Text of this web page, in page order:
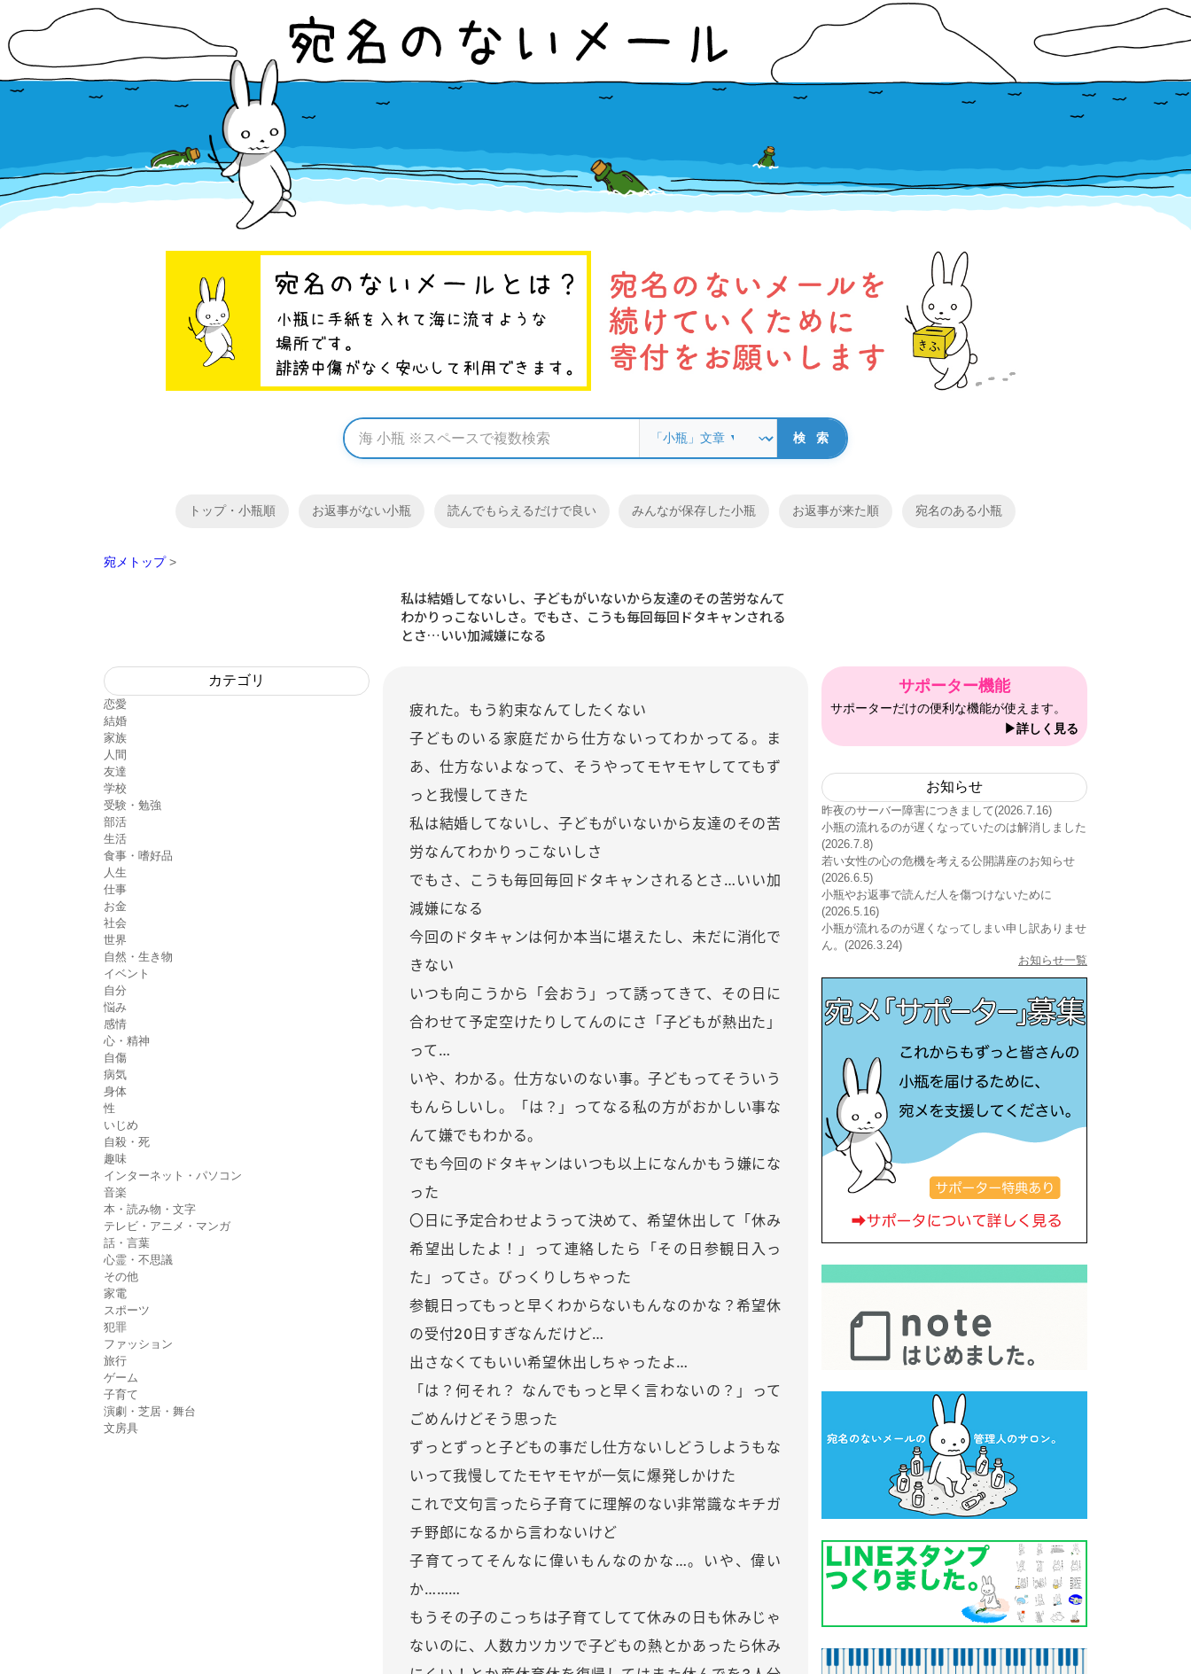
トップ・小瓶順 お返事がない小瓶 読んでもらえるだけで良い みんなが保存した小瓶 お返事が来た順 宛名のある小瓶
宛メトップ >
私は結婚してないし、子どもがいないから友達のその苦労なんて
わかりっこないしさ。でもさ、こうも毎回毎回ドタキャンされる
とさ…いい加減嫌になる
カテゴリ
恋愛
結婚
家族
人間
友達
学校
受験・勉強
部活
生活
食事・嗜好品
人生
仕事
お金
社会
世界
自然・生き物
イベント
自分
悩み
感情
心・精神
自傷
病気
身体
性
いじめ
自殺・死
趣味
インターネット・パソコン
音楽
本・読み物・文字
テレビ・アニメ・マンガ
話・言葉
心霊・不思議
その他
家電
スポーツ
犯罪
ファッション
旅行
ゲーム
子育て
演劇・芝居・舞台
文房具
疲れた。もう約束なんてしたくない
子どものいる家庭だから仕方ないってわかってる。ま
あ、仕方ないよなって、そうやってモヤモヤしててもず
っと我慢してきた
私は結婚してないし、子どもがいないから友達のその苦
労なんてわかりっこないしさ
でもさ、こうも毎回毎回ドタキャンされるとさ…いい加
減嫌になる
今回のドタキャンは何か本当に堪えたし、未だに消化で
きない
いつも向こうから「会おう」って誘ってきて、その日に
合わせて予定空けたりしてんのにさ「子どもが熱出た」
って…
いや、わかる。仕方ないのない事。子どもってそういう
もんらしいし。「は？」ってなる私の方がおかしい事な
んて嫌でもわかる。
でも今回のドタキャンはいつも以上になんかもう嫌にな
った
〇日に予定合わせようって決めて、希望休出して「休み
希望出したよ！」って連絡したら「その日参観日入っ
た」ってさ。びっくりしちゃった
参観日ってもっと早くわからないもんなのかな？希望休
の受付20日すぎなんだけど…
出さなくてもいい希望休出しちゃったよ…
「は？何それ？ なんでもっと早く言わないの？」って
ごめんけどそう思った
ずっとずっと子どもの事だし仕方ないしどうしようもな
いって我慢してたモヤモヤが一気に爆発しかけた
これで文句言ったら子育てに理解のない非常識なキチガ
チ野郎になるから言わないけど
子育てってそんなに偉いもんなのかな…。いや、偉い
か………
もうその子のこっちは子育てしてて休みの日も休みじゃ
ないのに、人数カツカツで子どもの熱とかあったら休み
サポーター機能
サポーターだけの便利な機能が使えます。
▶詳しく見る
お知らせ
昨夜のサーバー障害につきまして(2026.7.16)
小瓶の流れるのが遅くなっていたのは解消しました
(2026.7.8)
若い女性の心の危機を考える公開講座のお知らせ
(2026.6.5)
小瓶やお返事で読んだ人を傷つけないために
(2026.5.16)
小瓶が流れるのが遅くなってしまい申し訳ありませ
ん。(2026.3.24)
お知らせ一覧